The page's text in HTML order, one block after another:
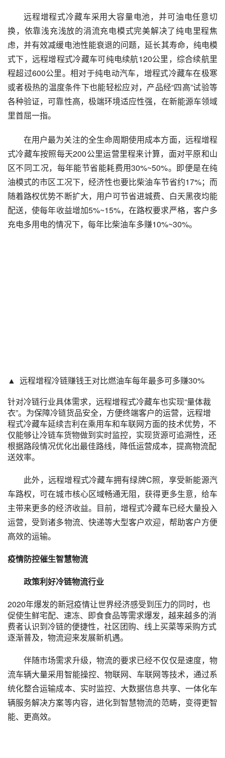
远程增程式冷藏车采用大容量电池，并可油电任意切
换，依靠浅充浅放的涓流充电模式完美解决了纯电里程焦
虑，并有效减缓电池性能衰退的问题，延长其寿命，纯电模
式下，远程增程式冷藏车可纯电续航120公里，综合续航里
程超过600公里。相对于纯电动汽车，增程式冷藏车在极寒
或者极热的温度条件下也能轻松应对，产品经“四高”试验等
各种验证，可靠性高，极端环境适应性强，在新能源车领域
里首屈一指。
在用户最为关注的全生命周期使用成本方面，远程增程
式冷藏车按照每天200公里运营里程来计算，面对平原和山
区不同工况，每年能节省能耗费用30%~50%。即便是在纯
油模式的市区工况下，经济性也要比柴油车节省约17%；而
随着路权优势不断扩大，用户可节省进城费、白天黑夜均能
配送，使每年收益增加5%~15%，在路权要求严格，客户多
充电多用电的情况下，每年比柴油车多赚10%~30%。
▲ 远程增程冷链赚钱王对比燃油车每年最多可多赚30%
针对冷链行业具体需求，远程增程式冷藏车也实现“量体裁
衣”。为保障冷链货品安全，方便终端客户的运营，远程增
程式冷藏车延续吉利在乘用车和车联网方面的技术优势，不
仅能够让冷链车货物做到实时监控，实现货源可追溯性，还
根据路段情况优化出最佳路线，降低运营成本，提高物流配
送效率。
此外，远程增程式冷藏车拥有绿牌C照，享受新能源汽
车路权，可在城市核心区域畅通无阻，获得更多生意，给车
主带来更多的经济收益。目前，增程式冷藏车已经大量投入
运营，受到诸多物流、快递等大型客户欢迎，帮助客户方便
高效的运输。
疫情防控催生智慧物流
政策利好冷链物流行业
2020年爆发的新冠疫情让世界经济感受到压力的同时，也
促使生鲜宅配、速冻、即食食品等需求爆发，越来越多的消
费者认识到冷链的便捷性，社区团购、线上买菜等采购方式
逐渐普及，物流迎来发展新机遇。
伴随市场需求升级，物流的要求已经不仅仅是速度，物
流车辆大量采用智能操控、物联网、车联网等技术，通过系
统化整合运输成本、实时监控、大数据信息共享、一体化车
辆服务解决方案等内容，进化到智慧物流的范畴，变得更智
能、更高效。